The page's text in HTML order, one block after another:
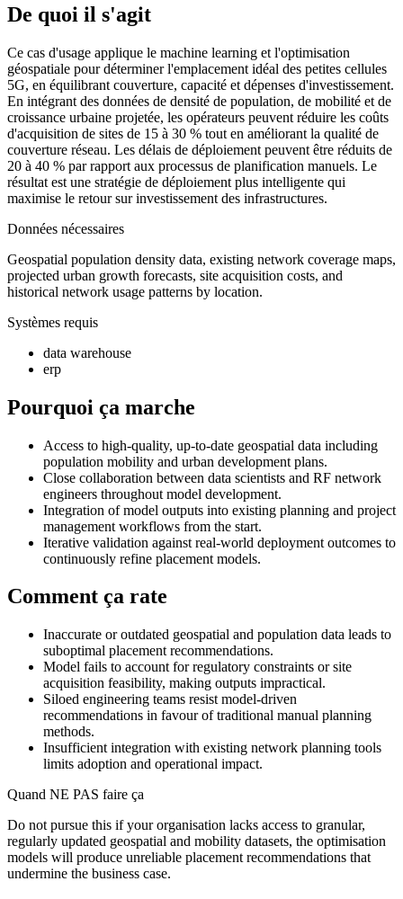
De quoi il s'agit
Ce cas d'usage applique le machine learning et l'optimisation
géospatiale pour déterminer l'emplacement idéal des petites cellules
5G, en équilibrant couverture, capacité et dépenses d'investissement.
En intégrant des données de densité de population, de mobilité et de
croissance urbaine projetée, les opérateurs peuvent réduire les coûts
d'acquisition de sites de 15 à 30 % tout en améliorant la qualité de
couverture réseau. Les délais de déploiement peuvent être réduits de
20 à 40 % par rapport aux processus de planification manuels. Le
résultat est une stratégie de déploiement plus intelligente qui
maximise le retour sur investissement des infrastructures.
Données nécessaires
Geospatial population density data, existing network coverage maps,
projected urban growth forecasts, site acquisition costs, and
historical network usage patterns by location.
Systèmes requis
data warehouse
erp
Pourquoi ça marche
Access to high-quality, up-to-date geospatial data including
population mobility and urban development plans.
Close collaboration between data scientists and RF network
engineers throughout model development.
Integration of model outputs into existing planning and project
management workflows from the start.
Iterative validation against real-world deployment outcomes to
continuously refine placement models.
Comment ça rate
Inaccurate or outdated geospatial and population data leads to
suboptimal placement recommendations.
Model fails to account for regulatory constraints or site
acquisition feasibility, making outputs impractical.
Siloed engineering teams resist model-driven
recommendations in favour of traditional manual planning
methods.
Insufficient integration with existing network planning tools
limits adoption and operational impact.
Quand NE PAS faire ça
Do not pursue this if your organisation lacks access to granular,
regularly updated geospatial and mobility datasets, the optimisation
models will produce unreliable placement recommendations that
undermine the business case.